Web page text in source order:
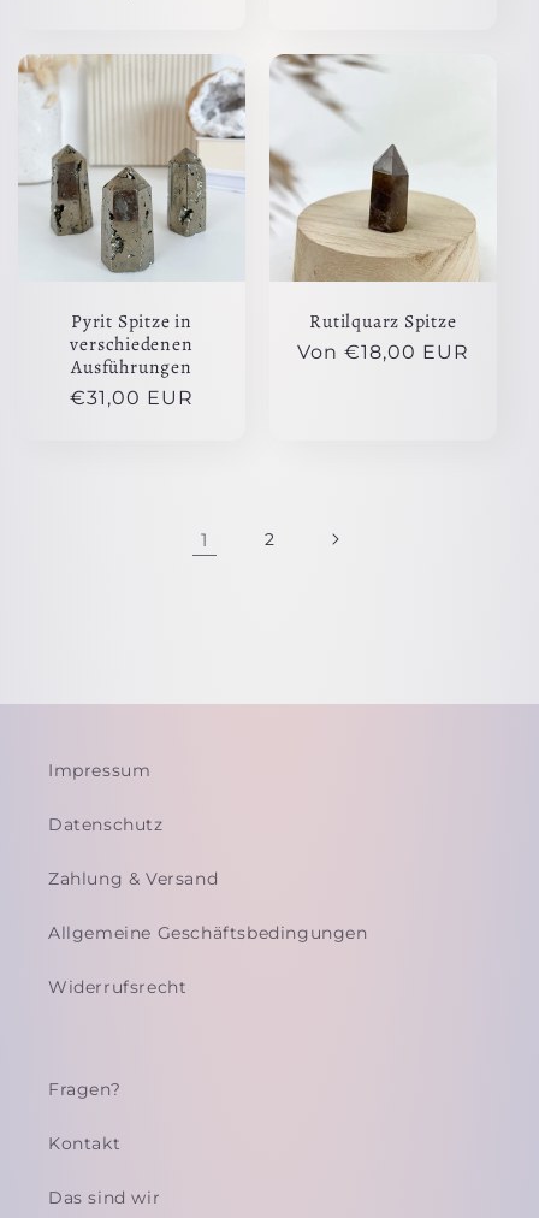
Pyrit Spitze in
verschiedenen
Ausführungen
Normaler
€31,00 EUR
Rutilquarz Spitze
Normaler
Von €18,00 EUR
1 2
Impressum
Datenschutz
Zahlung & Versand
Allgemeine Geschäftsbedingungen
Widerrufsrecht
Fragen?
Kontakt
Das sind wir